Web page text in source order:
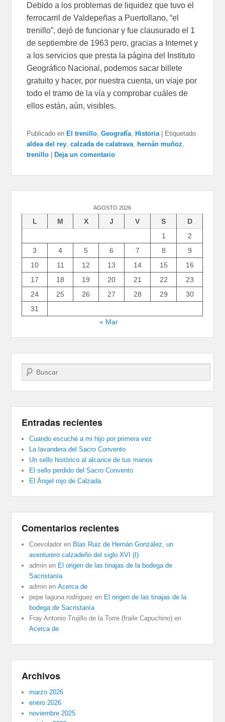
Debido a los problemas de liquidez que tuvo el
ferrocarril de Valdepeñas a Puertollano, “el
trenillo”, dejó de funcionar y fue clausurado el 1
de septiembre de 1963 pero, gracias a Internet y
a los servicios que presta la página del Instituto
Geográfico Nacional, podemos sacar billete
gratuito y hacer, por nuestra cuenta, un viaje por
todo el tramo de la vía y comprobar cuáles de
ellos están, aún, visibles.
Publicado en El trenillo,Geografía, Historia
Etiquetado
aldea del rey,calzada de calatrava, hernán muñoz,
trenillo
Deja un comentario
AGOSTO 2026
L M X J V S
D
1
2
3
4 5 6 7 8
9
10
11 12 13 14 15
16
17
18 19 20 21 22
23
24
25 26 27 28 29
30
31
« Mar
Buscar
Entradas recientes
Cuando escuché a mi hijo por primera vez
La lavandera del Sacro Convento
Un sello histórico al alcance de tus manos
El sello perdido del Sacro Convento
El Ángel rojo de Calzada
Comentarios recientes
Coevolador en Blas Ruiz de Hernán González, un
aventurero calzadeño del siglo XVI (I)
admin en El origen de las tinajas de la bodega de
Sacristanía
admin enAcerca de
pepe laguna rodriguez en El origen de las tinajas de la
bodega de Sacristanía
Fray Antonio Trujillo de la Torre (fraile Capuchino) en
Acerca de
Archivos
marzo 2026
enero 2026
noviembre 2025